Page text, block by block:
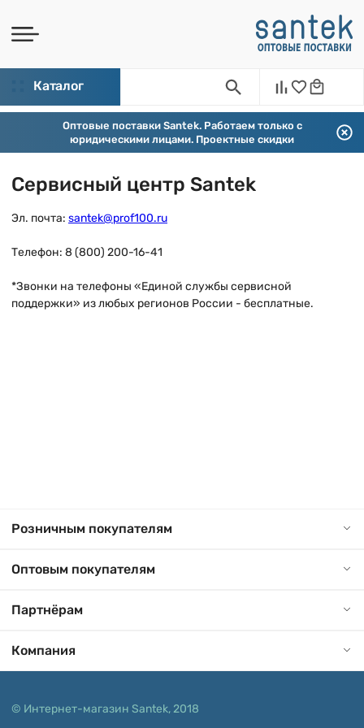
Каталог
Оптовые поставки Santek. Работаем только с
юридическими лицами. Проектные скидки
Сервисный центр Santek
Эл. почта: santek@prof100.ru
Телефон: 8 (800) 200-16-41
*Звонки на телефоны «Единой службы сервисной
поддержки» из любых регионов России - бесплатные.
Розничным покупателям
Оптовым покупателям
Партнёрам
Компания
© Интернет-магазин Santek, 2018